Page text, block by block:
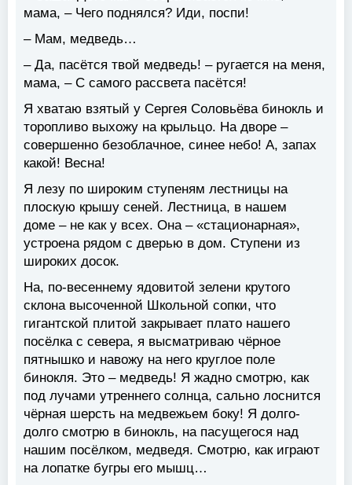
мама, – Чего поднялся? Иди, поспи!
– Мам, медведь…
– Да, пасётся твой медведь! – ругается на меня,
мама, – С самого рассвета пасётся!
Я хватаю взятый у Сергея Соловьёва бинокль и
торопливо выхожу на крыльцо. На дворе –
совершенно безоблачное, синее небо! А, запах
какой! Весна!
Я лезу по широким ступеням лестницы на
плоскую крышу сеней. Лестница, в нашем
доме – не как у всех. Она – «стационарная»,
устроена рядом с дверью в дом. Ступени из
широких досок.
На, по-весеннему ядовитой зелени крутого
склона высоченной Школьной сопки, что
гигантской плитой закрывает плато нашего
посёлка с севера, я высматриваю чёрное
пятнышко и навожу на него круглое поле
бинокля. Это – медведь! Я жадно смотрю, как
под лучами утреннего солнца, сально лоснится
чёрная шерсть на медвежьем боку! Я долго-
долго смотрю в бинокль, на пасущегося над
нашим посёлком, медведя. Смотрю, как играют
на лопатке бугры его мышц…